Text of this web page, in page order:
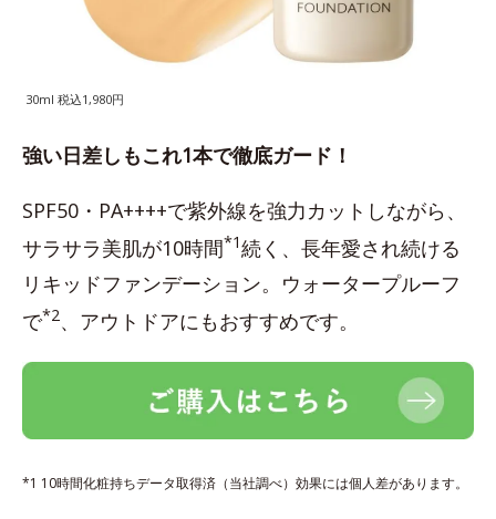
30ml 税込1,980円
強い日差しもこれ1本で徹底ガード！
SPF50・PA++++で紫外線を強力カットしながら、
サラサラ美肌が10時間*1続く、長年愛され続ける
リキッドファンデーション。ウォータープルーフ
で*2、アウトドアにもおすすめです。
*1 10時間化粧持ちデータ取得済（当社調べ）効果には個人差があります。